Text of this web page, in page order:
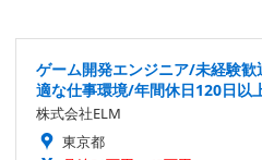
ゲーム開発エンジニア/未経験
適な仕事環境/年間休日120日以
株式会社ELM
東京都